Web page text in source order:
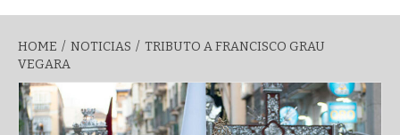
SANTA DE
MÁLAGA
HOME NOTICIAS
TRIBUTO A FRANCISCO GRAU
VEGARA